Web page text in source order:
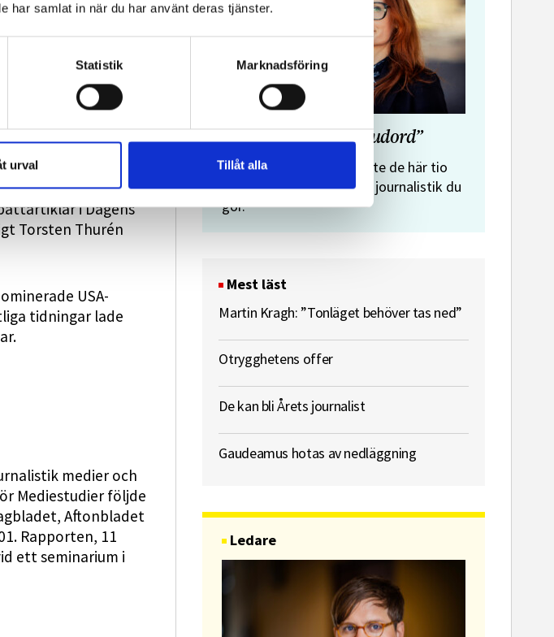
har samlat in när du har använt deras tjänster.
Statistik Marknadsföring
urval Tillåt alla
figurerade
döda. I Aktuellts
välrenommerade
Neue Zürcher
dödats
journalistik.
i Dagens
Torsten Thurén
USA-
tidningar lade
medier och
Mediestudier följde
Aftonbladet
Rapporten, 11
ett seminarium i
”Journalistens tio budord”
Malin Crona:
Följer du inte de här tio
budorden? Då är det inte journalistik du
gör.
Mest läst
Martin Kragh: ”Tonläget behöver tas ned”
Otrygghetens offer
De kan bli Årets journalist
Gaudeamus hotas av nedläggning
Ledare